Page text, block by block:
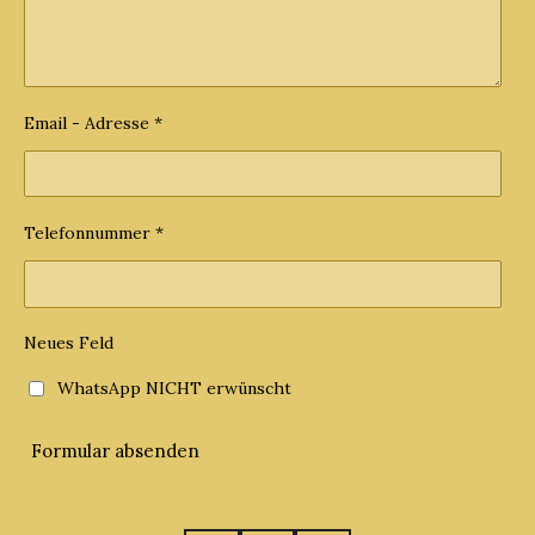
Email - Adresse *
Telefonnummer *
Neues Feld
WhatsApp NICHT erwünscht
Formular absenden